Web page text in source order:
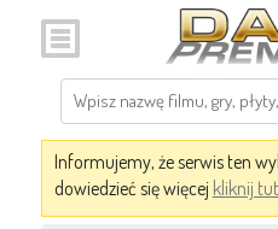
Informujemy, że serwis ten
dowiedzieć się więcej kliknij